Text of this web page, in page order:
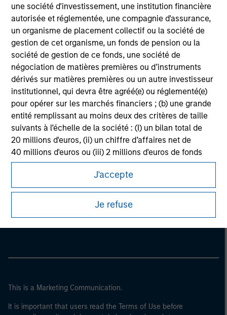
une société d'investissement, une institution financière
autorisée et réglementée, une compagnie d'assurance,
un organisme de placement collectif ou la société de
gestion de cet organisme, un fonds de pension ou la
société de gestion de ce fonds, une société de
négociation de matières premières ou d’instruments
dérivés sur matières premières ou un autre investisseur
institutionnel, qui devra être agréé(e) ou réglementé(e)
pour opérer sur les marchés financiers ; (b) une grande
entité remplissant au moins deux des critères de taille
suivants à l’échelle de la société : (I) un bilan total de
20 millions d'euros, (ii) un chiffre d’affaires net de
40 millions d'euros ou (iii) 2 millions d'euros de fonds
propres, entité agissant pour son propre compte ; ou (c)
un gouvernement national ou régional, y compris les
organismes publics qui gèrent de la dette publique au
niveau national ou régional, les banques centrales, les
de l'État depuis lequel le site web est consulté.
J'accepte
Je refuse
All investing involves risks, including a loss of principal.
Please refer to the strategy detail page for important
information on the strategy, including additional risk
considerations.
Morgan Stanley
This is a Marketing Communication.
It is important that users read the Terms of Use before